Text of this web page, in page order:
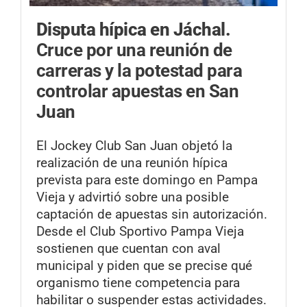
Disputa hípica en Jáchal.
Cruce por una reunión de
carreras y la potestad para
controlar apuestas en San
Juan
El Jockey Club San Juan objetó la
realización de una reunión hípica
prevista para este domingo en Pampa
Vieja y advirtió sobre una posible
captación de apuestas sin autorización.
Desde el Club Sportivo Pampa Vieja
sostienen que cuentan con aval
municipal y piden que se precise qué
organismo tiene competencia para
habilitar o suspender estas actividades.